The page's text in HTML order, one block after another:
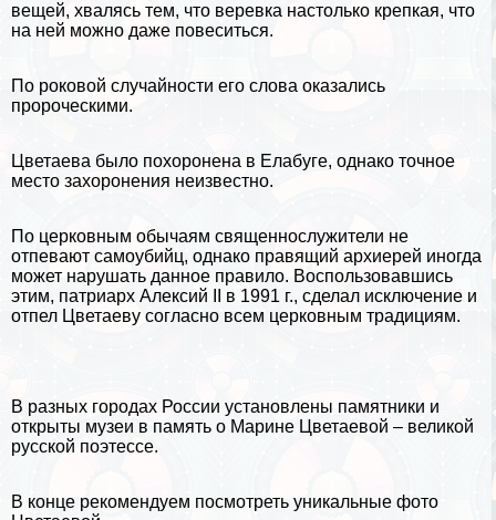
вещей, хвалясь тем, что веревка настолько крепкая, что
на ней можно даже повеситься.
По роковой случайности его слова оказались
пророческими.
Цветаева было похоронена в Елабуге, однако точное
место захоронения неизвестно.
По церковным обычаям священнослужители не
отпевают самоубийц, однако правящий архиерей иногда
может нарушать данное правило. Воспользовавшись
этим, патриарх Алексий II в 1991 г., сделал исключение и
отпел Цветаеву согласно всем церковным традициям.
В разных городах России установлены памятники и
открыты музеи в память о Марине Цветаевой – великой
русской поэтессе.
В конце рекомендуем посмотреть уникальные фото